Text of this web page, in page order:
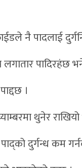
नै पादलाई
पादिरहंछ
।
थुनेर
दुर्गन्ध कम